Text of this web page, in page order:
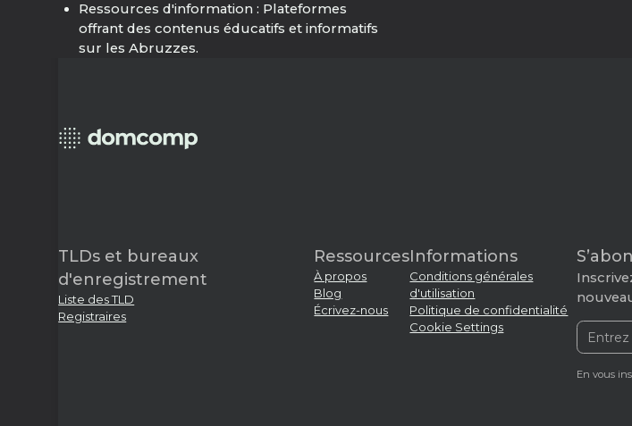
Ressources d'information : Plateformes
offrant des contenus éducatifs et informatifs
sur les Abruzzes.
TLDs et bureaux
d'enregistrement
Liste des TLD
Registraires
Ressources
À propos
Blog
Écrivez-nous
Informations
Conditions générales
d'utilisation
Politique de confidentialité
Cookie Settings
En vous